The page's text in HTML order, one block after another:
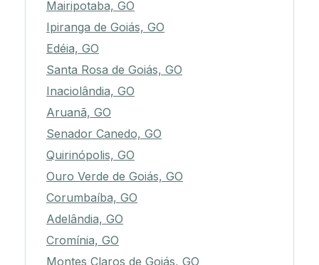
Mairipotaba, GO
Ipiranga de Goiás, GO
Edéia, GO
Santa Rosa de Goiás, GO
Inaciolândia, GO
Aruanã, GO
Senador Canedo, GO
Quirinópolis, GO
Ouro Verde de Goiás, GO
Corumbaíba, GO
Adelândia, GO
Cromínia, GO
Montes Claros de Goiás, GO